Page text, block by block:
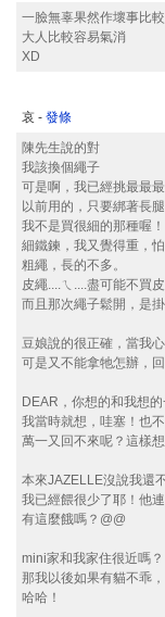
一臉無辜果然作壞事比
大人比較容易氣消
XD
哀 - 發條
陳先生說的對
我該換個繩子
可是啊，我已經挑最最
以前用的，只要綁著長
我不是買很細的那種喔
細鐵鍊，我又覺得重，
粗繩，長的不多。
皮繩....ㄟ....盡可能不買
而且那次繩子鬆開，是
豆娘說的很正確，當我
可是又不能拿牠怎辦，
DEAR，你想的和我想
我當時就想，哇塞！也
萬一又回不來呢？這樣
本來JAZELLE沒說我還
我已經餵很少了耶！他
有這麼餓嗎？@@
mini家和我家住很近嗎？
那我以後如果有貓不乖
哈哈！